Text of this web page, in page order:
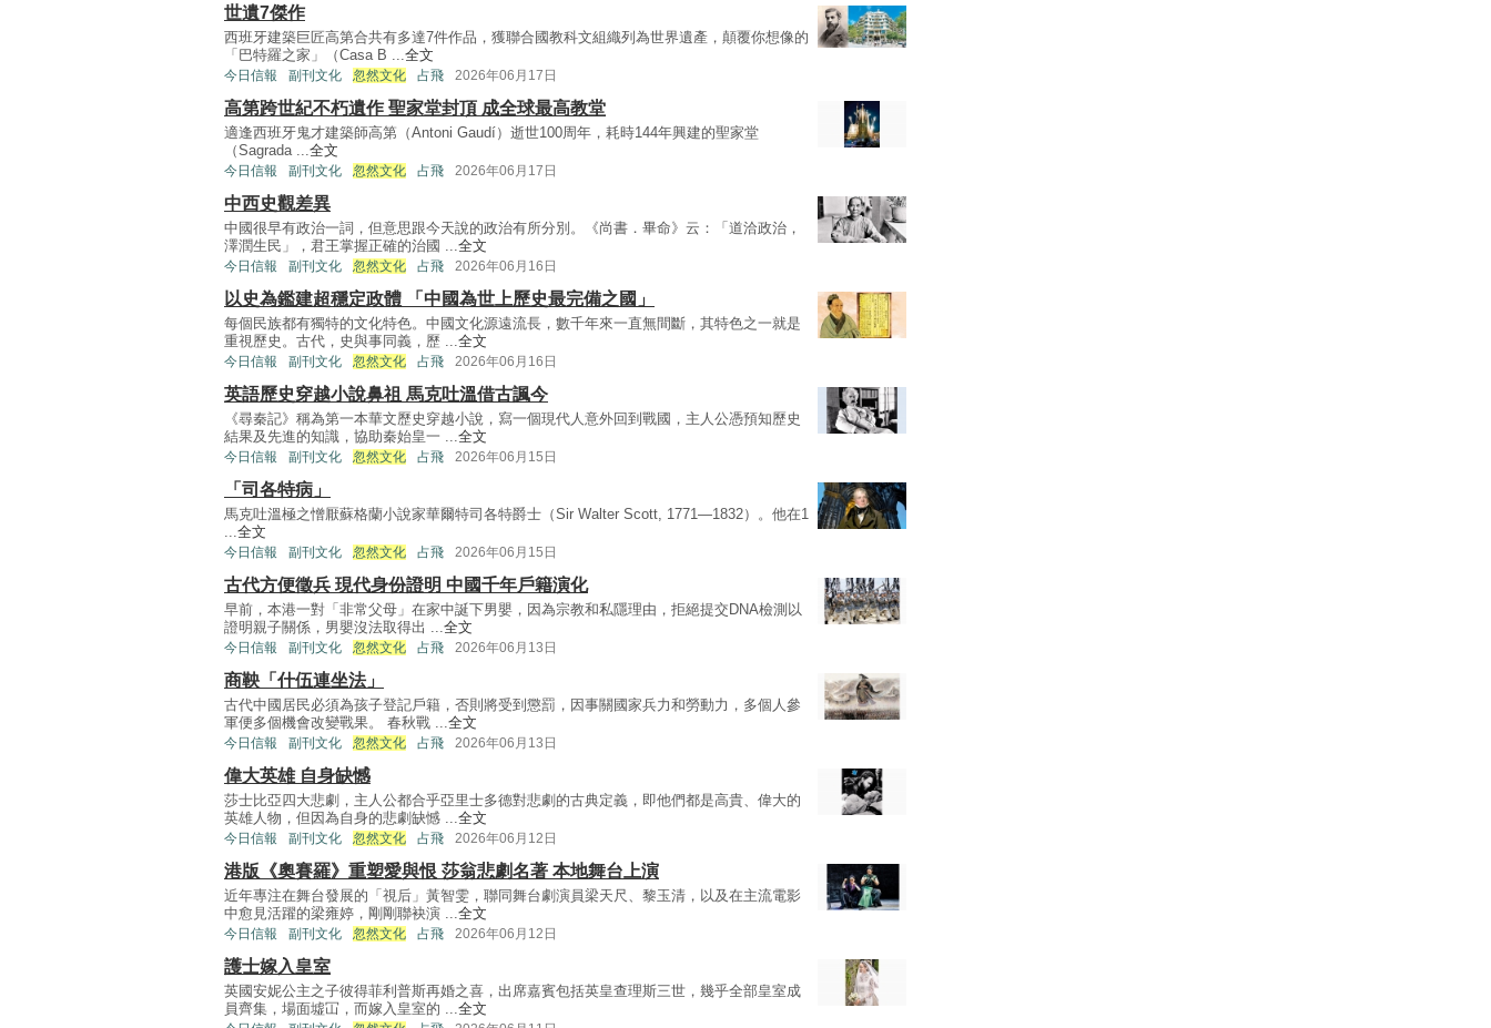
世遺7傑作
西班牙建築巨匠高第合共有多達7件作品，獲聯合國教科文組織列為世界遺產，顛覆你想像的
「巴特羅之家」（Casa B ...全文
今日信報 副刊文化 忽然文化 占飛 2026年06月17日
高第跨世紀不朽遺作 聖家堂封頂 成全球最高教堂
適逢西班牙鬼才建築師高第（Antoni Gaudí）逝世100周年，耗時144年興建的聖家堂
（Sagrada ...全文
今日信報 副刊文化 忽然文化 占飛 2026年06月17日
中西史觀差異
中國很早有政治一詞，但意思跟今天說的政治有所分別。《尚書．畢命》云：「道洽政治，
澤潤生民」，君王掌握正確的治國 ...全文
今日信報 副刊文化 忽然文化 占飛 2026年06月16日
以史為鑑建超穩定政體 「中國為世上歷史最完備之國」
每個民族都有獨特的文化特色。中國文化源遠流長，數千年來一直無間斷，其特色之一就是
重視歷史。古代，史與事同義，歷 ...全文
今日信報 副刊文化 忽然文化 占飛 2026年06月16日
英語歷史穿越小說鼻祖 馬克吐溫借古諷今
《尋秦記》稱為第一本華文歷史穿越小說，寫一個現代人意外回到戰國，主人公憑預知歷史
結果及先進的知識，協助秦始皇一 ...全文
今日信報 副刊文化 忽然文化 占飛 2026年06月15日
「司各特病」
馬克吐溫極之憎厭蘇格蘭小說家華爾特司各特爵士（Sir Walter Scott, 1771—1832）。他在1
...全文
今日信報 副刊文化 忽然文化 占飛 2026年06月15日
古代方便徵兵 現代身份證明 中國千年戶籍演化
早前，本港一對「非常父母」在家中誕下男嬰，因為宗教和私隱理由，拒絕提交DNA檢測以
證明親子關係，男嬰沒法取得出 ...全文
今日信報 副刊文化 忽然文化 占飛 2026年06月13日
商鞅「什伍連坐法」
古代中國居民必須為孩子登記戶籍，否則將受到懲罰，因事關國家兵力和勞動力，多個人參
軍便多個機會改變戰果。 春秋戰 ...全文
今日信報 副刊文化 忽然文化 占飛 2026年06月13日
偉大英雄 自身缺憾
莎士比亞四大悲劇，主人公都合乎亞里士多德對悲劇的古典定義，即他們都是高貴、偉大的
英雄人物，但因為自身的悲劇缺憾 ...全文
今日信報 副刊文化 忽然文化 占飛 2026年06月12日
港版《奧賽羅》重塑愛與恨 莎翁悲劇名著 本地舞台上演
近年專注在舞台發展的「視后」黃智雯，聯同舞台劇演員梁天尺、黎玉清，以及在主流電影
中愈見活躍的梁雍婷，剛剛聯袂演 ...全文
今日信報 副刊文化 忽然文化 占飛 2026年06月12日
護士嫁入皇室
英國安妮公主之子彼得菲利普斯再婚之喜，出席嘉賓包括英皇查理斯三世，幾乎全部皇室成
員齊集，場面墟冚，而嫁入皇室的 ...全文